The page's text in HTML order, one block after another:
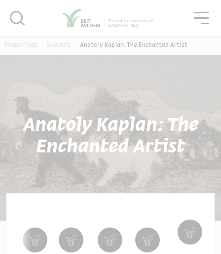
Home Page Specials Anatoly Kaplan: The Enchanted Artist
Anatoly Kaplan: The
Enchanted Artist